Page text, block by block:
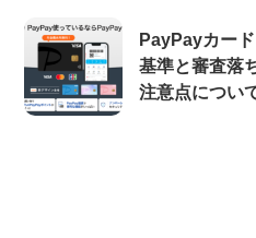
PayPayカー
基準と審査落
注意点につい